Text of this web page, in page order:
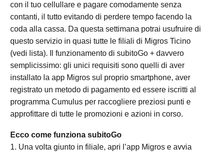
con il tuo cellullare e pagare comodamente senza
contanti, il tutto evitando di perdere tempo facendo la
coda alla cassa. Da questa settimana potrai usufruire di
questo servizio in quasi tutte le filiali di Migros Ticino
(vedi lista). Il funzionamento di subitoGo + davvero
semplicissimo: gli unici requisiti sono quelli di aver
installato la app Migros sul proprio smartphone, aver
registrato un metodo di pagamento ed essere iscritti al
programma Cumulus per raccogliere preziosi punti e
approfittare di tutte le promozioni e azioni in corso.
Ecco come funziona subitoGo
1. Una volta giunto in filiale, apri l’app Migros e avvia